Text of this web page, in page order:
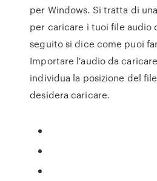
per Windows. Si tratta di
per caricare i tuoi file audio
seguito si dice come puoi
Importare l'audio da
individua la posizione del
desidera caricare.